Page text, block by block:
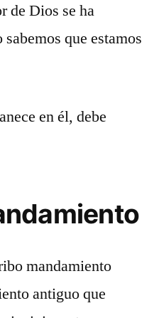
de Dios se ha
que estamos
en él, debe
mandamiento
antiguo que